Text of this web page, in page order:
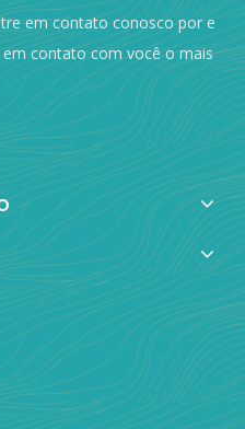
A fervura perfeita: dominando os tempos de cozimento do macarrão de ovo
a base da culinária
em contato conosco por e
contato com você o mais